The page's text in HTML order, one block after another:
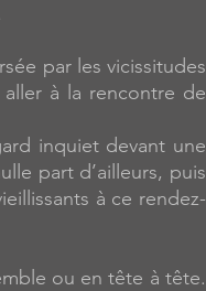
par les vicissitudes
à la rencontre de
inquiet devant une
part d’ailleurs, puis
à ce rendez-
ou en tête à tête.